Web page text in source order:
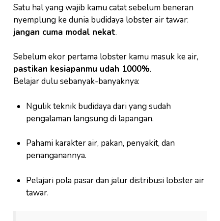
Satu hal yang wajib kamu catat sebelum beneran
nyemplung ke dunia budidaya lobster air tawar:
jangan cuma modal nekat.
Sebelum ekor pertama lobster kamu masuk ke air,
pastikan kesiapanmu udah 1000%.
Belajar dulu sebanyak-banyaknya:
Ngulik teknik budidaya dari yang sudah
pengalaman langsung di lapangan.
Pahami karakter air, pakan, penyakit, dan
penanganannya.
Pelajari pola pasar dan jalur distribusi lobster air
tawar.